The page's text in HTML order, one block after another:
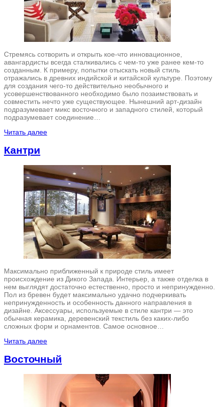
Стремясь сотворить и открыть кое-что инновационное,
авангардисты всегда сталкивались с чем-то уже ранее кем-то
созданным. К примеру, попытки отыскать новый стиль
отражались в древних индийской и китайской культуре. Поэтому
для создания чего-то действительно необычного и
усовершенствованного необходимо было позаимствовать и
совместить нечто уже существующее. Нынешний арт-дизайн
подразумевает микс восточного и западного стилей, который
подразумевает соединение…
Читать далее
Кантри
Максимально приближенный к природе стиль имеет
происхождение из Дикого Запада. Интерьер, а также отделка в
нем выглядят достаточно естественно, просто и непринужденно.
Пол из бревен будет максимально удачно подчеркивать
непринужденность и особенность данного направления в
дизайне. Аксессуары, используемые в стиле кантри — это
обычная керамика, деревенский текстиль без каких-либо
сложных форм и орнаментов. Самое основное…
Читать далее
Восточный